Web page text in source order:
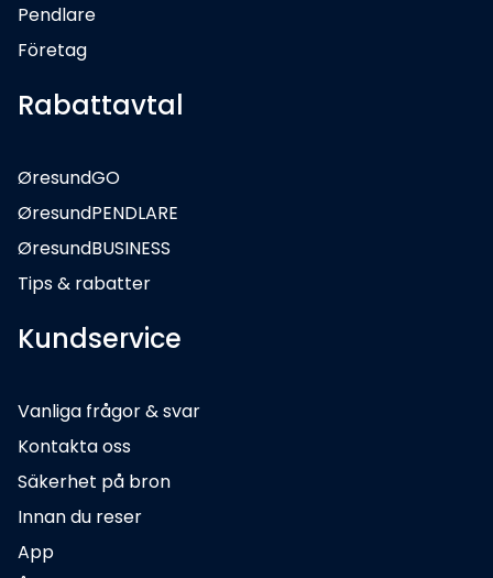
Pendlare
Företag
Rabattavtal
ØresundGO
ØresundPENDLARE
ØresundBUSINESS
Tips & rabatter
Kundservice
Vanliga frågor & svar
Kontakta oss
Säkerhet på bron
Innan du reser
App